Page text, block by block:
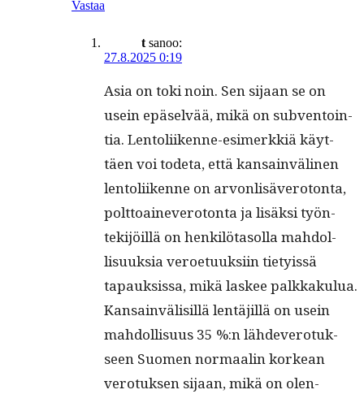
Vastaa
t sanoo:
27.8.2025 0:19
Asia on toki noin. Sen sijaan se on
usein epä­selvää, mikä on sub­ven­toin­
tia. Lentoli­ikenne-esimerkkiä käyt­
täen voi tode­ta, että kan­sain­vä­li­nen
lentoli­ikenne on arvon­lisävero­ton­ta,
polt­toain­evero­ton­ta ja lisäk­si työn­
tek­i­jöil­lä on henkilö­ta­sol­la mah­dol­
lisuuk­sia veroe­tuuk­si­in tietyis­sä
tapauk­sis­sa, mikä las­kee palkkaku­lua.
Kan­sain­välisil­lä lentäjil­lä on usein
mah­dol­lisu­us 35 %:n lähde­vero­tuk­
seen Suomen nor­maalin korkean
vero­tuk­sen sijaan, mikä on olen­